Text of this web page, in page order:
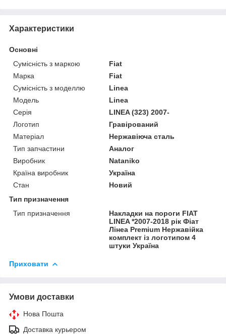
Характеристики
Основні
Сумісність з маркою
Fiat
Марка
Fiat
Сумісність з моделлю
Linea
Модель
Linea
Серія
LINEA (323) 2007-
Логотип
Гравірований
Матеріал
Нержавіюча сталь
Тип запчастини
Аналог
Виробник
Nataniko
Країна виробник
Україна
Стан
Новий
Тип призначення
Тип призначення
Накладки на пороги FIAT
LINEA *2007-2018 рік Фіат
Лінеа Premium Нержавійка
комплект із логотипом 4
штуки Україна
Приховати
Умови доставки
Нова Пошта
Доставка курьером